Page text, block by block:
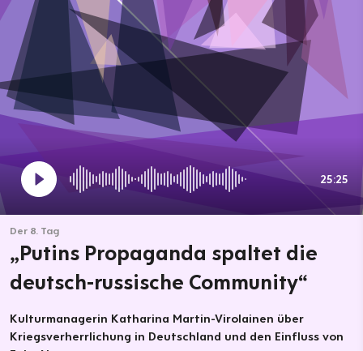
25:25
Der 8. Tag
„Putins Propaganda spaltet die
deutsch-russische Community“
Kulturmanagerin Katharina Martin-Virolainen über
Kriegsverherrlichung in Deutschland und den Einfluss von